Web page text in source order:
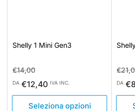
Shelly 1 Mini Gen3
Prezzo
standard
€14,00Prezzo
di
vendita
DA €12,40 IVA INC.
Seleziona opzioni
DA